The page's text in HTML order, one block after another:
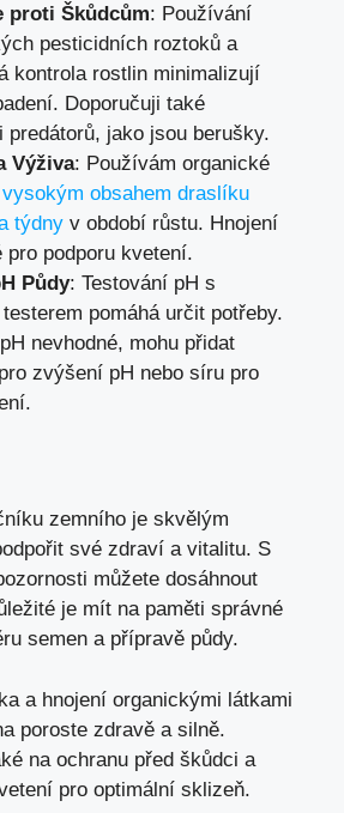
proti Škůdcům: Používání
pesticidních roztoků a
kontrola rostlin minimalizují
Doporučuji také
predátorů, jako jsou berušky.
Výživa: Používám organické
vysokým obsahem draslíku
týdny v období růstu. Hnojení
pro podporu kvetení.
Půdy: Testování pH s
pomáhá určit potřeby.
nevhodné, mohu přidat
zvýšení pH nebo síru pro
zemního je skvělým
své zdraví a vitalitu. S
můžete dosáhnout
je mít na paměti správné
semen a přípravě půdy.
a hnojení organickými látkami
poroste zdravě a silně.
na ochranu před škůdci a
pro optimální sklizeň.